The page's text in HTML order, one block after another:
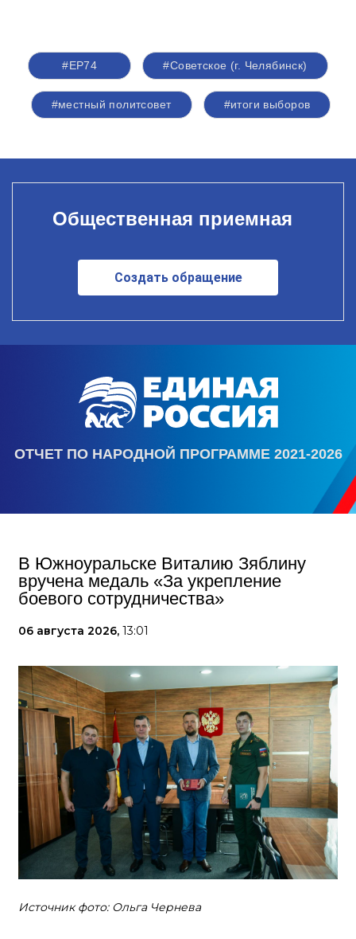
#ЕР74 #Советское (г. Челябинск)
#местный политсовет #итоги выборов
Общественная приемная
Создать обращение
ОТЧЕТ ПО НАРОДНОЙ ПРОГРАММЕ 2021-2026
В Южноуральске Виталию Зяблину
вручена медаль «За укрепление
боевого сотрудничества»
06 августа 2026, 13:01
Источник фото: Ольга Чернева